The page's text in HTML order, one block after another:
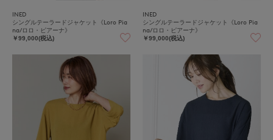
INED
シングルテーラードジャケット《Loro Pia
na/ロロ・ピアーナ》
￥99,000(税込)
INED
シングルテーラードジャケット《Loro Pia
na/ロロ・ピアーナ》
￥99,000(税込)